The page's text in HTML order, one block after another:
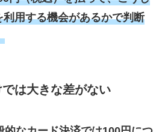
用する機会があるかで判断
は大きな差がない